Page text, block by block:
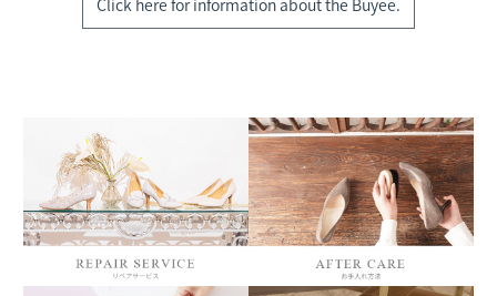
Click here for information about the Buyee.